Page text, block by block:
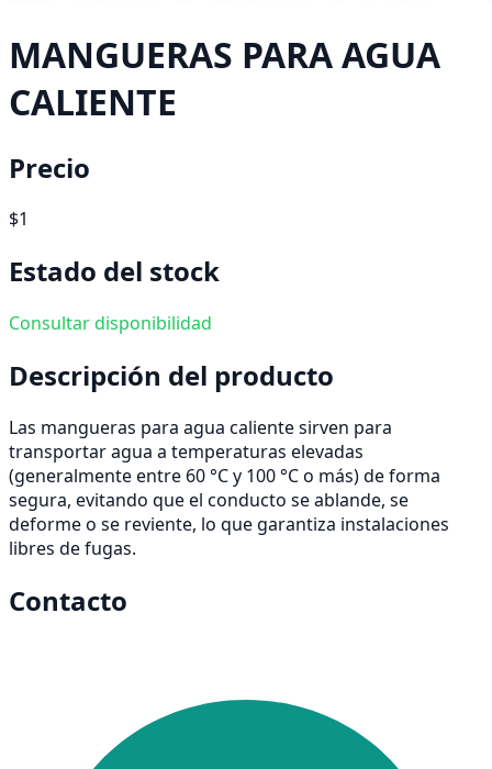
MANGUERAS PARA AGUA
CALIENTE
Precio
$1
Estado del stock
Consultar disponibilidad
Descripción del producto
Las mangueras para agua caliente sirven para
transportar agua a temperaturas elevadas
(generalmente entre 60 °C y 100 °C o más) de forma
segura, evitando que el conducto se ablande, se
deforme o se reviente, lo que garantiza instalaciones
libres de fugas.
Contacto